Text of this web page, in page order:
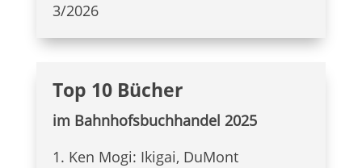
3/2026
Top 10 Bücher
im Bahn­hofs­buch­han­del 2025
1. Ken Mogi: Iki­gai, DuMont